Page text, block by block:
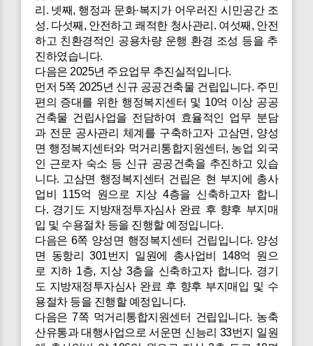
리. 넷째, 행정과 문화·복지가 어우러진 시민공간 조
성. 다섯째, 안전하고 쾌적한 청사관리. 여섯째, 안전
하고 친환경적인 공용차량 운행 환경 조성 등을 추
진하였습니다.
다음은 2025년 주요업무 추진실적입니다.
먼저 5쪽 2025년 신규 공공건축물 건립입니다. 주민
편의 증대를 위한 행정복지센터 및 10억 이상 공공
건축물 건립사업을 전담하여 효율적인 업무 분담
과 전문 공사관리 체계를 구축하고자 고삼면, 양성
면 행정복지센터와 먹거리통합지원센터, 농업 외국
인 근로자 숙소 등 신규 공공건축을 추진하고 있습
니다. 고삼면 행정복지센터 건립은 현 부지에 총사
업비 115억 원으로 지상 4층을 신축하고자 합니
다. 경기도 지방재정투자심사 완료 후 향후 부지매
입 및 수용절차 등을 진행할 예정입니다.
다음은 6쪽 양성면 행정복지센터 건립입니다. 양성
면 동항리 301번지 일원에 총사업비 148억 원으
로 지하 1층, 지상 3층을 신축하고자 합니다. 경기
도 지방재정투자심사 완료 후 향후 부지매입 및 수
용절차 등을 진행할 예정입니다.
다음은 7쪽 먹거리통합지원센터 건립입니다. 농축
산유통과 대행사업으로 서운면 신능리 33번지 일원